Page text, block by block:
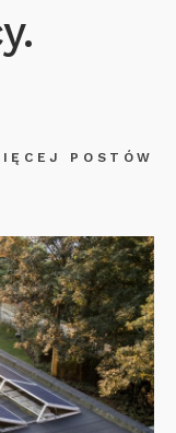
POSTÓW